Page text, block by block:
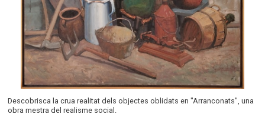
Descobrisca la crua realitat dels objectes oblidats en "Arranconats", una
obra mestra del realisme social.